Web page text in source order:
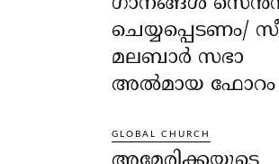
ചെയ്യപ്പെടണം/
മലബാർ സഭാ
അൽമായ ഫോറം
GLOBAL CHURCH